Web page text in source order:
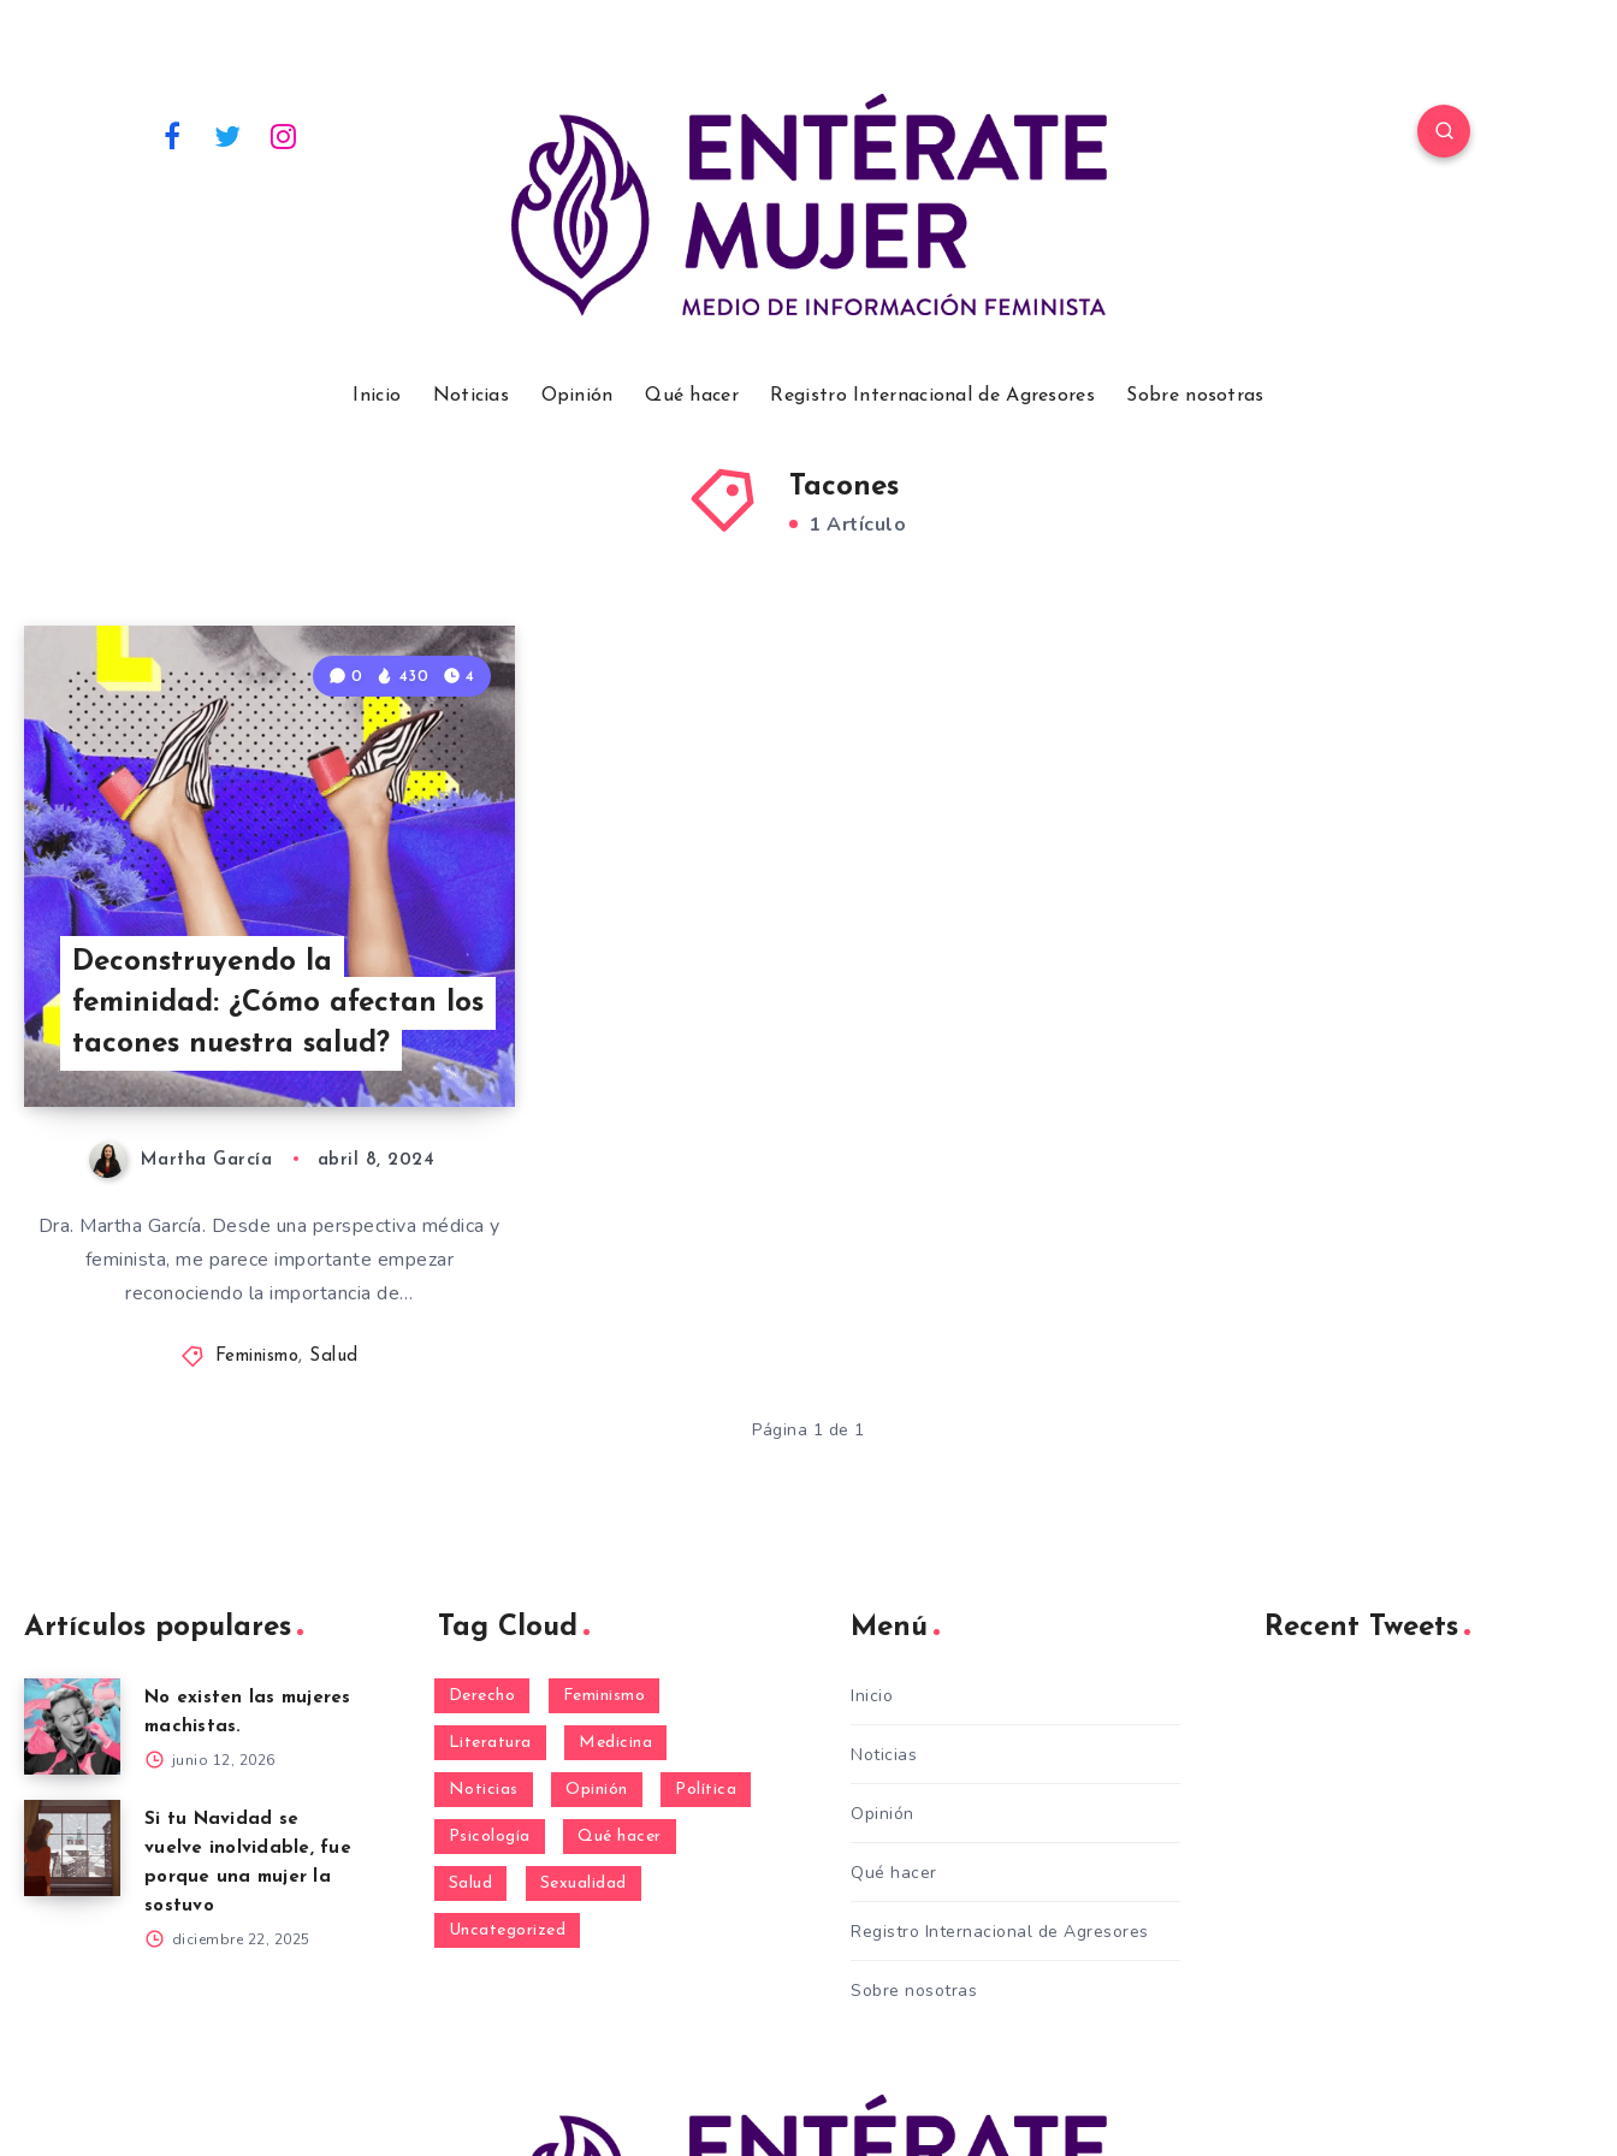
Inicio Noticias Opinión Qué hacer Registro Internacional de Agresores Sobre nosotras
Tacones
1 Artículo
Deconstruyendo la
feminidad: ¿Cómo afectan los
tacones nuestra salud?
0 430 4
Martha García abril 8, 2024
Dra. Martha García. Desde una perspectiva médica y
feminista, me parece importante empezar
reconociendo la importancia de…
Feminismo, Salud
Página 1 de 1
Artículos populares
No existen las mujeres
machistas.
junio 12, 2026
Si tu Navidad se
vuelve inolvidable, fue
porque una mujer la
sostuvo
diciembre 22, 2025
Tag Cloud
Derecho Feminismo
Literatura Medicina
Noticias Opinión Política
Psicología Qué hacer
Salud Sexualidad
Uncategorized
Menú
Inicio
Noticias
Opinión
Qué hacer
Registro Internacional de Agresores
Sobre nosotras
Recent Tweets